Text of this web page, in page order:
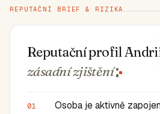
REPUTAČNÍ BRIEF & RIZIKA
Reputační profil
zásadnízjištění
01